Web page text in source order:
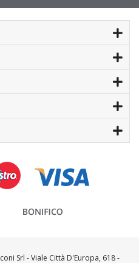
Srl - Viale Città D'Europa, 618 -